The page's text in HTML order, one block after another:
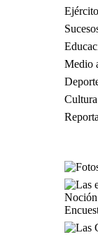
Medio
Cultura